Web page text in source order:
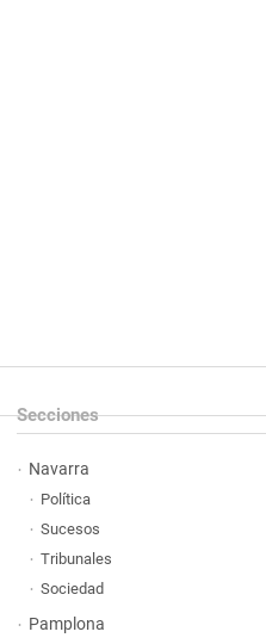
Secciones
Navarra
Política
Sucesos
Tribunales
Sociedad
Pamplona